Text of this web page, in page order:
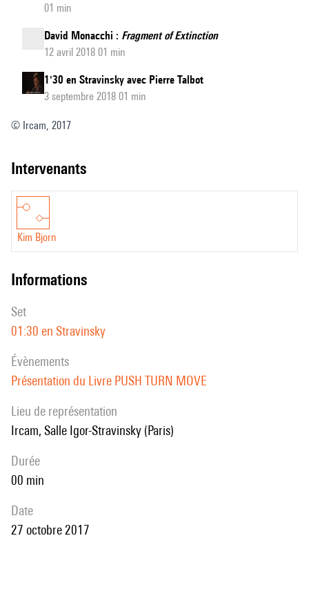
01 min
David Monacchi : Fragment of Extinction
12 avril 2018 01 min
1'30 en Stravinsky avec Pierre Talbot
3 septembre 2018 01 min
© Ircam, 2017
intervenants
Kim Bjorn
informations
set
01:30 en Stravinsky
évènements
Présentation du Livre PUSH TURN MOVE
Lieu de représentation
Ircam, Salle Igor-Stravinsky (Paris)
durée
00 min
date
27 octobre 2017